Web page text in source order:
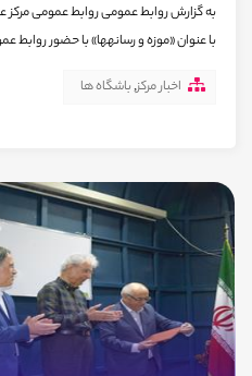
به گزارش روابط عمومی روابط عمومی
با عنوان «موزه و رسانه‎ها» با حضور روابط عمومی مرکز علوم و س...
اخبار مرکز,باشگاه ها